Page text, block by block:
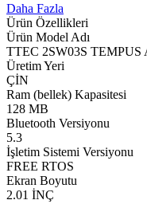
Daha Fazla
Ürün Özellikleri
Ürün Model Adı
TTEC 2SW03S
Üretim Yeri
ÇİN
Ram (bellek) Kapasitesi
128 MB
Bluetooth Versiyonu
5.3
İşletim Sistemi Versiyonu
FREE RTOS
Ekran Boyutu
2.01 İNÇ